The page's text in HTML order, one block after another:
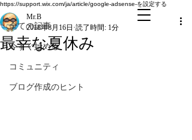
https://support.wix.com/ja/article/google-adsense-を設定する
全ての記事
今すぐ始める
コミュニティ
ブログ作成のヒント
最幸な夏休み
Mr.B
2018年8月16日 読了時間: 1分